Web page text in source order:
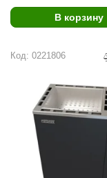
Design
2000
В корзину
Код: 0221806